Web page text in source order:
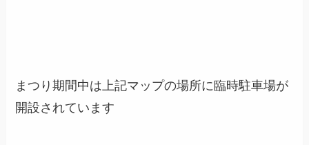
まつり期間中は上記マップの場所に臨時駐車場が
開設されています